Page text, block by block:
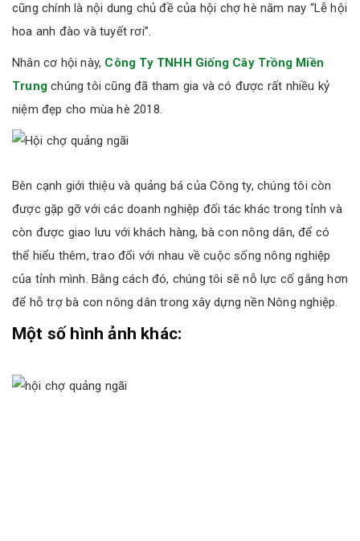
cũng chính là nội dung chủ đề của hội chợ hè năm nay “Lễ hội
hoa anh đào và tuyết rơi”.
Nhân cơ hội này, Công Ty TNHH Giống Cây Trồng Miền
Trung chúng tôi cũng đã tham gia và có được rất nhiều kỷ
niệm đẹp cho mùa hè 2018.
Bên cạnh giới thiệu và quảng bá của Công ty, chúng tôi còn
được gặp gỡ với các doanh nghiệp đối tác khác trong tỉnh và
còn được giao lưu với khách hàng, bà con nông dân, để có
thể hiểu thêm, trao đổi với nhau về cuộc sống nông nghiệp
của tỉnh mình. Bằng cách đó, chúng tôi sẽ nỗ lực cố gắng hơn
để hỗ trợ bà con nông dân trong xây dựng nền Nông nghiệp.
Một số hình ảnh khác: